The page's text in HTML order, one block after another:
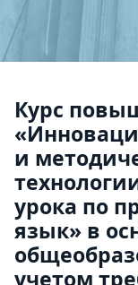
Курс
и
урока по
язык» в
учетом